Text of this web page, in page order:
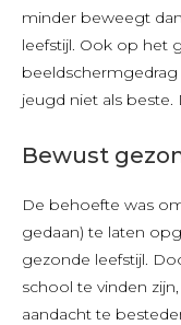
minder beweegt
leefstijl. Ook op het
jeugd niet als
Bewust
De behoefte was
gedaan) te laten
gezonde leefstijl.
school te vinden
aandacht te